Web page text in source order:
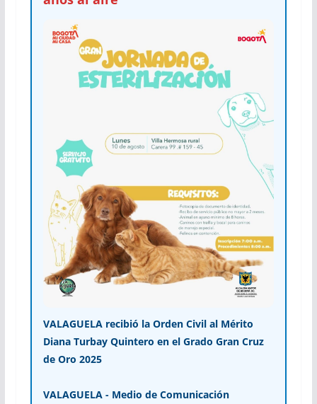
VALAGUELA recibió la Orden Civil al Mérito
Diana Turbay Quintero en el Grado Gran Cruz
de Oro 2025
VALAGUELA - Medio de Comunicación